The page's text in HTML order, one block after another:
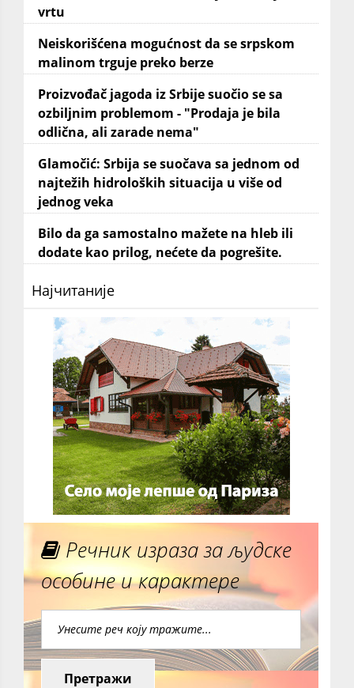
vrtu
Neiskorišćena mogućnost da se srpskom
malinom trguje preko berze
Proizvođač jagoda iz Srbije suočio se sa
ozbiljnim problemom - "Prodaja je bila
odlična, ali zarade nema"
Glamočić: Srbija se suočava sa jednom od
najtežih hidroloških situacija u više od
jednog veka
Bilo da ga samostalno mažete na hleb ili
dodate kao prilog, nećete da pogrešite.
Најчитаније
Речник израза за људске
особине и карактере
Претражи